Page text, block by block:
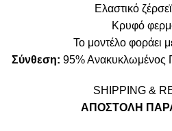
Ελαστικό
Κρυφό
Το μοντέλο φοράει
Σύνθεση: 95% Ανακυκλωμένος
SHIPPING &
ΑΠΟΣΤΟΛΗ